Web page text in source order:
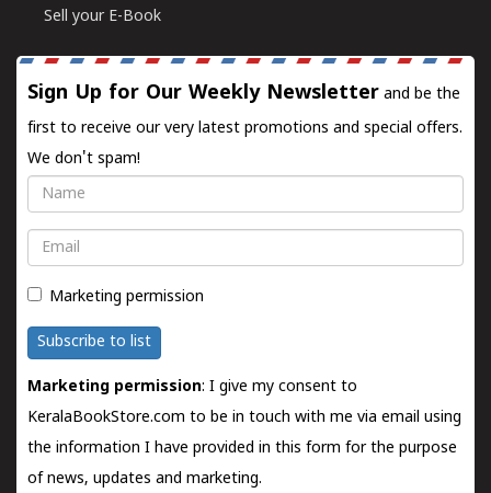
Sell your E-Book
Sign Up for Our Weekly Newsletter and be the
first to receive our very latest promotions and special offers.
We don't spam!
Name
Email
Marketing permission
Subscribe to list
Marketing permission: I give my consent to
KeralaBookStore.com to be in touch with me via email using
the information I have provided in this form for the purpose
of news, updates and marketing.